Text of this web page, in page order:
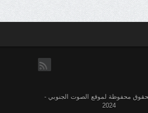
محفوظة لموقع الصوت الجنوبي -
2024